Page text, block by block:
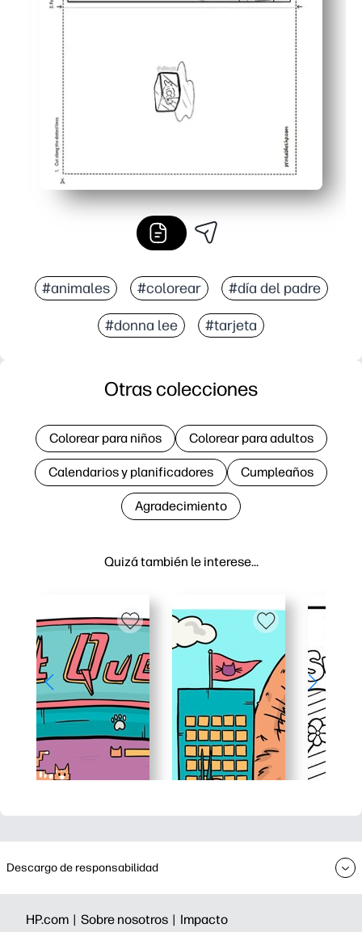
#animales #colorear #día del padre
#donna lee #tarjeta
Quizá también le interese…
Otras colecciones
Colorear para niños Colorear para adultos
Calendarios y planificadores Cumpleaños
Agradecimiento
Descargo de responsabilidad
HP.com | Sobre nosotros | Impacto